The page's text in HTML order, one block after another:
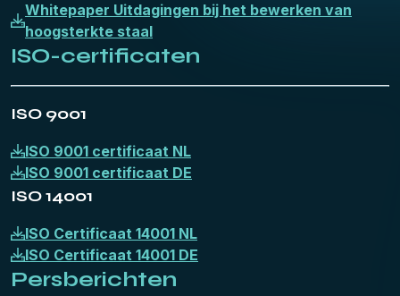
Whitepaper Uitdagingen bij het bewerken van
hoogsterkte staal
ISO-certificaten
ISO 9001
ISO 9001 certificaat NL
ISO 9001 certificaat DE
ISO 14001
ISO Certificaat 14001 NL
ISO Certificaat 14001 DE
Persberichten